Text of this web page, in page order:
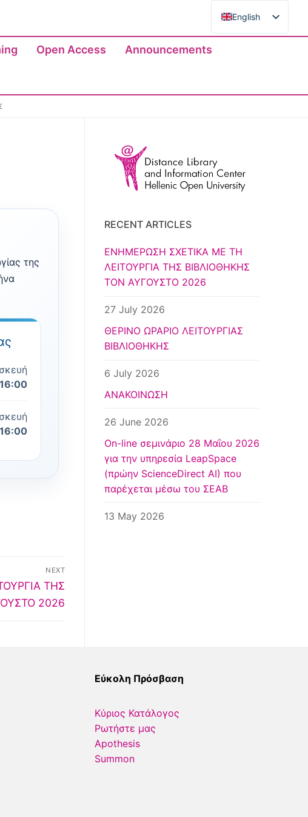
English
English
Open Access Announcements
της
NEXT
ΤΗΣ
2026
RECENT ARTICLES
ΕΝΗΜΕΡΩΣΗ ΣΧΕΤΙΚΑ ΜΕ ΤΗ
ΛΕΙΤΟΥΡΓΙΑ ΤΗΣ ΒΙΒΛΙΟΘΗΚΗΣ
ΤΟΝ ΑΥΓΟΥΣΤΟ 2026
27 July 2026
ΘΕΡΙΝΟ ΩΡΑΡΙΟ ΛΕΙΤΟΥΡΓΙΑΣ
ΒΙΒΛΙΟΘΗΚΗΣ
6 July 2026
ΑΝΑΚΟΙΝΩΣΗ
26 June 2026
Οn-line σεμινάριο 28 Μαΐου 2026
για την υπηρεσία LeapSpace
(πρώην ScienceDirect AI) που
παρέχεται μέσω του ΣΕΑΒ
13 May 2026
Εύκολη Πρόσβαση
Κύριος Κατάλογος
Ρωτήστε μας
Apothesis
Summon